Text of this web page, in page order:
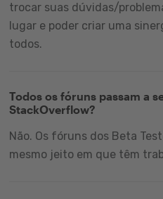
trocar suas dúvidas/
lugar e poder criar uma
todos.
Todos os fóruns passam a
StackOverflow?
Não. Os fóruns dos Beta
mesmo jeito em que têm